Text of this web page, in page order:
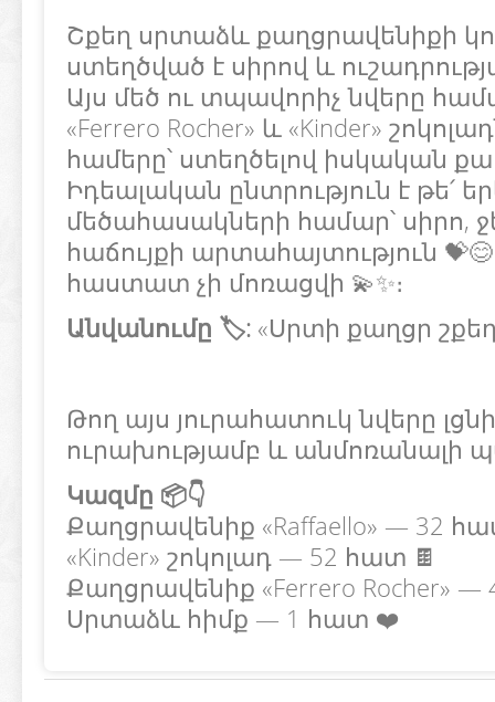
Շքեղ սրտաձև քաղցրավենիքի
ստեղծված է սիրով և
Այս մեծ ու տպավորիչ նվերը
«Ferrero Rocher» և «Kinder»
համերը՝ ստեղծելով իսկական
Իդեալական ընտրություն է թե՛
մեծահասակների համար՝ սիրո,
հաճույքի արտահայտություն
հաստատ չի մոռացվի 💫✨։
Անվանումը 🏷️: «Սրտի քաղցր
Թող այս յուրահատուկ նվերը
ուրախությամբ և անմոռանալի
Կազմը 📦👇
Քաղցրավենիք «Raffaello» — 32
«Kinder» շոկոլադ — 52 հատ 🍫
Քաղցրավենիք «Ferrero Rocher» —
Սրտաձև հիմք — 1 հատ ❤️